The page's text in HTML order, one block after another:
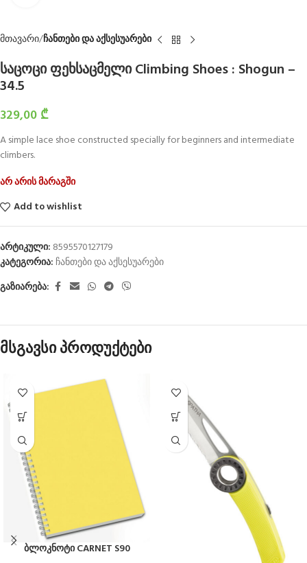
მთავარი ჩანთები და აქსესუარები
საცოცი ფეხსაცმელი Climbing Shoes : Shogun –
34.5
329,00 ₾
A simple lace shoe constructed specially for beginners and intermediate
climbers.
არ არის მარაგში
Add to wishlist
არტიკული: 8595570127179
კატეგორია: ჩანთები და აქსესუარები
გაზიარება:
მსგავსი პროდუქტები
ბლოკნოტი CARNET S90